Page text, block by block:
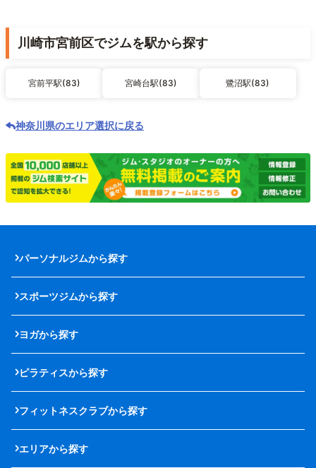
川崎市宮前区でジムを駅から探す
宮前平駅(83) 宮崎台駅(83) 鷺沼駅(83)
神奈川県のエリア選択に戻る
パーソナルジムから探す
スポーツジムから探す
ヨガから探す
ピラティスから探す
フィットネスクラブから探す
エリアから探す